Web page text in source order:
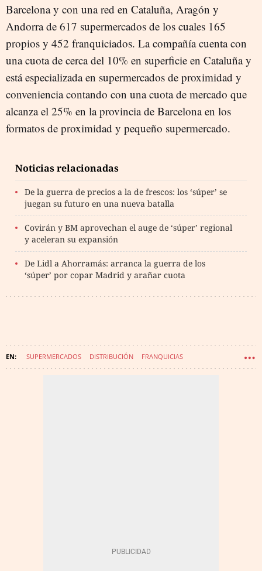
Barcelona y con una red en Cataluña, Aragón y
Andorra de 617 supermercados de los cuales 165
propios y 452 franquiciados. La compañía cuenta con
una cuota de cerca del 10% en superficie en Cataluña y
está especializada en supermercados de proximidad y
conveniencia contando con una cuota de mercado que
alcanza el 25% en la provincia de Barcelona en los
formatos de proximidad y pequeño supermercado.
Noticias relacionadas
De la guerra de precios a la de frescos: los ‘súper’ se
juegan su futuro en una nueva batalla
Covirán y BM aprovechan el auge de ‘súper’ regional
y aceleran su expansión
De Lidl a Ahorramás: arranca la guerra de los
‘súper’ por copar Madrid y arañar cuota
SUPERMERCADOS DISTRIBUCIÓN FRANQUICIAS